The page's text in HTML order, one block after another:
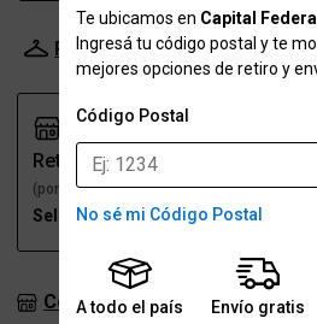
Te ubicamos en Capital
Ingresá tu código postal y te
mejores opciones de retiro y
Código Postal
No sé mi Código Postal
A todo el país Envío gratis
Probador Virtual Tabla
Retiro
(por una sucursal)
Seleccioná talle
(a
Consultar stock en sucursales